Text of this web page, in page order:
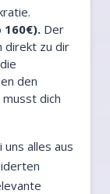
160€). Der
direkt zu dir
den
dich
alles aus